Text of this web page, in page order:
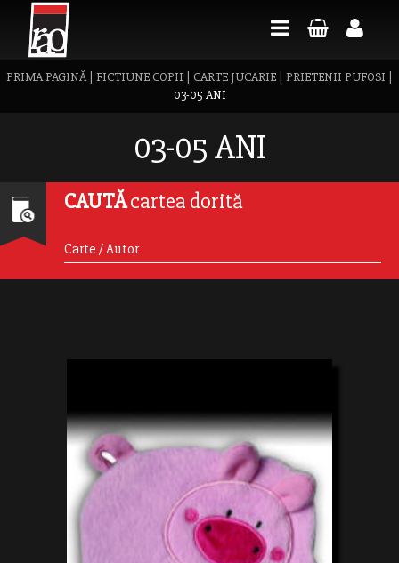
PRIMA PAGINĂ| FICTIUNE COPII CARTE JUCARIE PRIETENII PUFOSI
03-05 ANI
03-05 ANI
CAUTĂcartea dorită